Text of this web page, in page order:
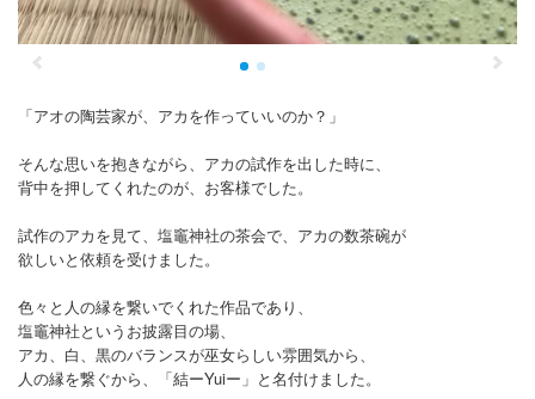
「アオの陶芸家が、アカを作っていいのか？」
そんな思いを抱きながら、アカの試作を出した時に、
背中を押してくれたのが、お客様でした。
試作のアカを見て、塩竈神社の茶会で、アカの数茶碗が
欲しいと依頼を受けました。
色々と人の縁を繋いでくれた作品であり、
塩竈神社というお披露目の場、
アカ、白、黒のバランスが巫女らしい雰囲気から、
人の縁を繋ぐから、「結ーYuiー」と名付けました。